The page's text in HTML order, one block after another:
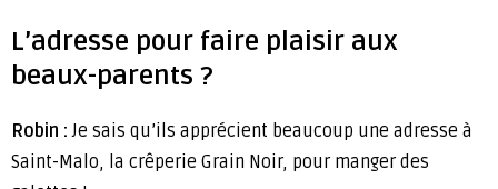
L’adresse pour faire plaisir aux
beaux-parents ?
Robin : Je sais qu’ils apprécient beaucoup une adresse à
Saint-Malo, la crêperie Grain Noir, pour manger des